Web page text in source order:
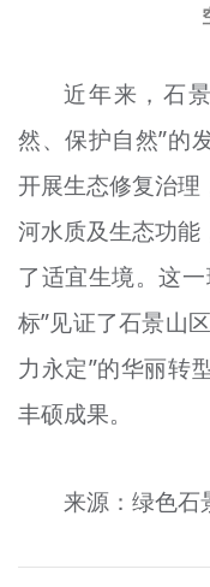
近年来，石
然、保护自然”的
开展生态修复治理
河水质及生态功能
了适宜生境。这
标”见证了石景山
力永定”的华丽转
丰硕成果。
来源：绿色石